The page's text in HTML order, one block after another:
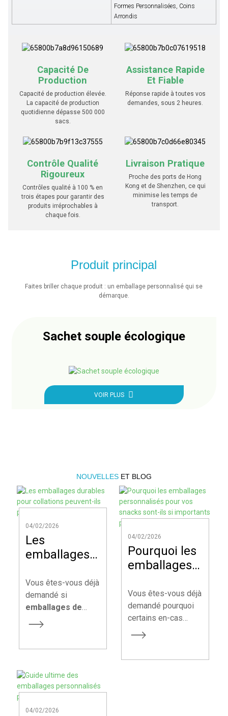
Formes Personnalisées, Coins
Arrondis
Capacité De
Production
Capacité de production élevée.
La capacité de production
quotidienne dépasse 500 000
sacs.
Assistance Rapide
Et Fiable
Réponse rapide à toutes vos
demandes, sous 2 heures.
Contrôle Qualité
Rigoureux
Contrôles qualité à 100 % en
trois étapes pour garantir des
produits irréprochables à
chaque fois.
Livraison Pratique
Proche des ports de Hong
Kong et de Shenzhen, ce qui
minimise les temps de
transport.
Produit principal
Faites briller chaque produit : un emballage personnalisé qui se
démarque.
Sachet souple écologique
VOIR PLUS
NOUVELLESET BLOG
04/02/2026
Les
emballages
pour
collations
peuvent-ils
protéger vos
Vous êtes-vous déjà
demandé si
emballages de
collations durables
que les solutions
traditionnelles, tout
04/02/2026
Pourquoi les
emballages
pour vos
snacks sont-
ils si
importants
Vous êtes-vous déjà
demandé pourquoi
certains en-cas
attirent
04/02/2026